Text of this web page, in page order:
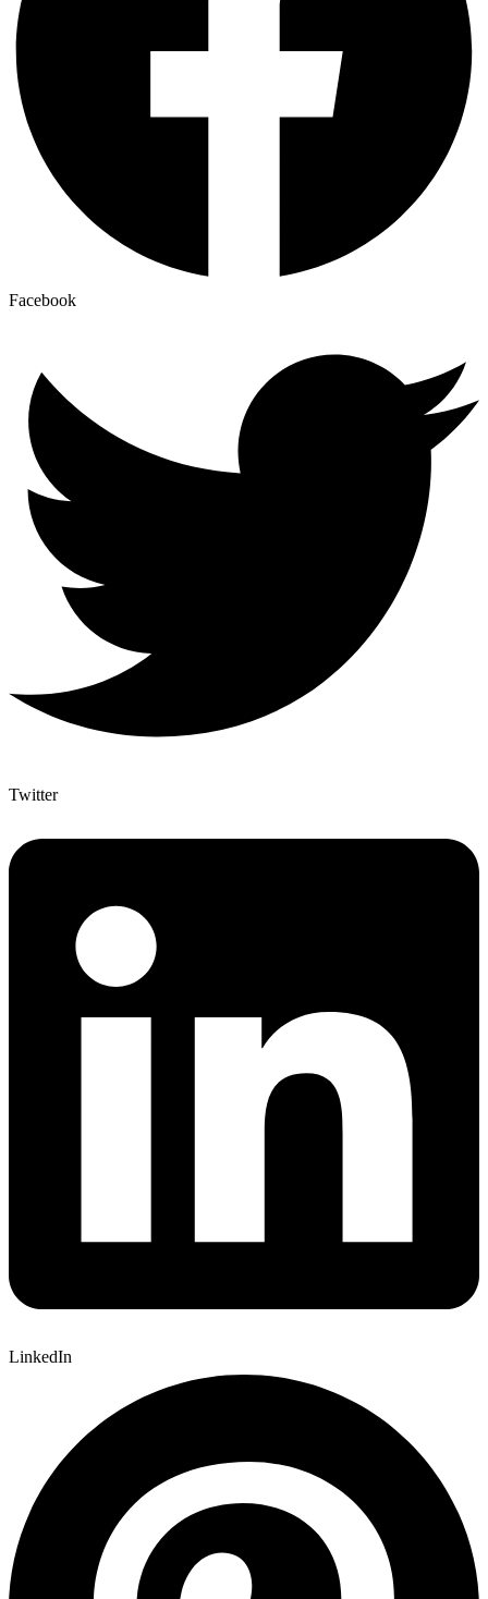
Facebook
Twitter
LinkedIn